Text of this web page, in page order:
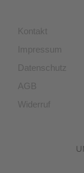
Kontakt
Impressum
Datenschutz
AGB
Widerruf